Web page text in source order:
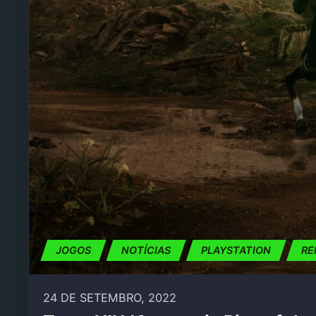
JOGOS NOTÍCIAS PLAYSTATION
24 DE SETEMBRO, 2022